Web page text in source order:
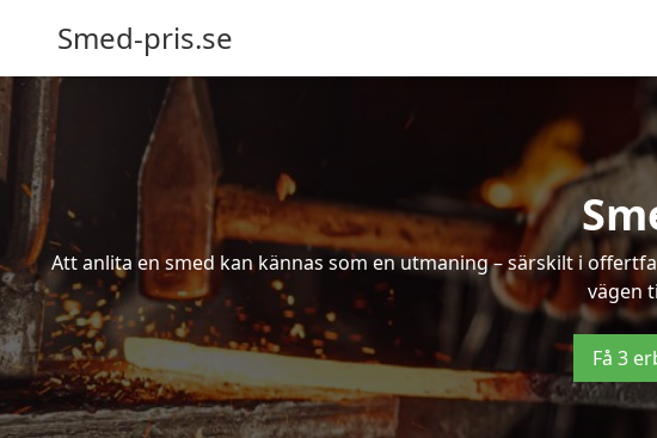
Smed-pris.se
Att anlita en smed kan kännas som en utmaning – särskilt i
vägen
Få 3